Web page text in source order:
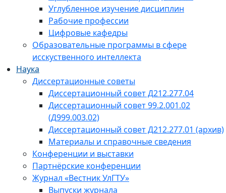
Углубленное изучение дисциплин
Рабочие профессии
Цифровые кафедры
Образовательные программы в сфере
исскуственного интеллекта
Наука
Диссертационные советы
Диссертационный совет Д212.277.04
Диссертационный совет 99.2.001.02
(Д999.003.02)
Диссертационный совет Д212.277.01 (архив)
Материалы и справочные сведения
Конференции и выставки
Партнёрские конференции
Журнал «Вестник УлГТУ»
Выпуски журнала